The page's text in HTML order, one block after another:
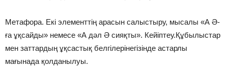
Метафора. Екі элементтің арасын салыстыру, мысалы «А Ә-
ға ұқсайды» немесе «А дәл Ә сияқты». Кейіптеу.Құбылыстар
мен заттардың ұқсастық белгілерінегізінде астарлы
мағынада қолданылуы.